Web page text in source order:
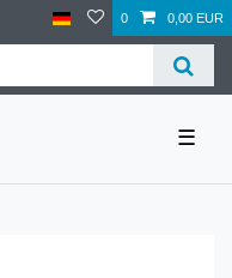
0 0,00 EUR
☰